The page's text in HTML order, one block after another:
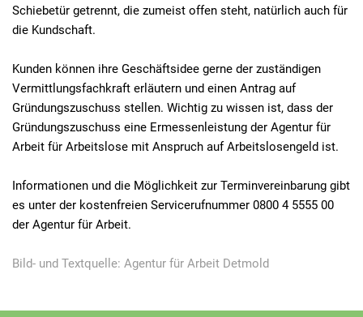
Schiebetür getrennt, die zumeist offen steht, natürlich auch für
die Kundschaft.
Kunden können ihre Geschäftsidee gerne der zuständigen
Vermittlungsfachkraft erläutern und einen Antrag auf
Gründungszuschuss stellen. Wichtig zu wissen ist, dass der
Gründungszuschuss eine Ermessenleistung der Agentur für
Arbeit für Arbeitslose mit Anspruch auf Arbeitslosengeld ist.
Informationen und die Möglichkeit zur Terminvereinbarung gibt
es unter der kostenfreien Servicerufnummer 0800 4 5555 00
der Agentur für Arbeit.
Bild- und Textquelle: Agentur für Arbeit Detmold